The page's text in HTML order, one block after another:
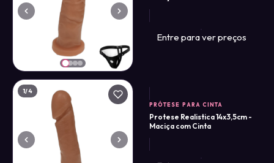
Entre para ver preços
1/4
PRÓTESE PARA CINTA
Protese Realistica 14x3,5cm -
Maciça com Cinta